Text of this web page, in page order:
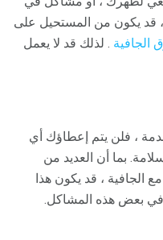
، قد يكون من المستحيل على
الجافية . لذلك قد لا يعمل
، فلن يتم إعطاؤك أي
بما أن العديد من
الجافية ، قد يكون هذا
بعض هذه المشاكل.